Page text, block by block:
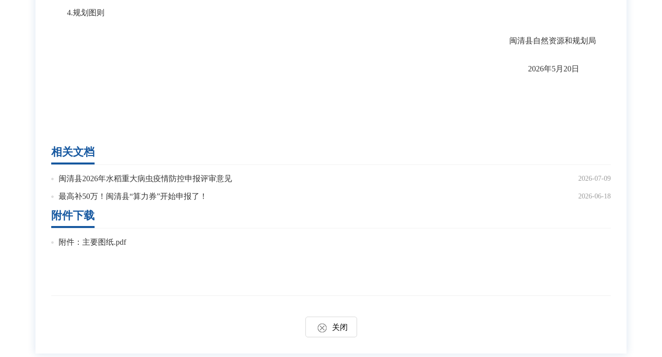
4.规划图则
闽清县自然资源和规划局
2026年5月20日
相关文档
2026-07-09
闽清县2026年水稻重大病虫疫情防控申报评审意见
2026-06-18
最高补50万！闽清县“算力券”开始申报了！
附件下载
附件：主要图纸.pdf
关闭